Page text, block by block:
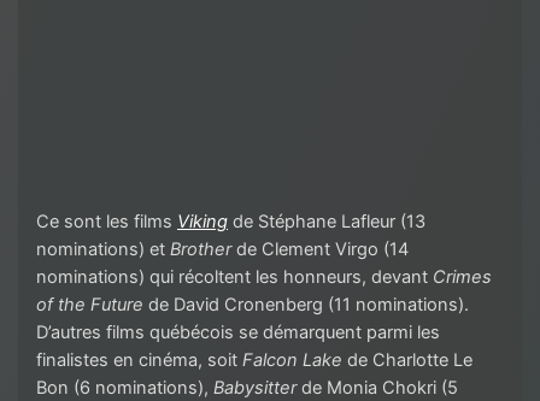
Ce sont les films Viking de Stéphane Lafleur (13
nominations) et Brotherde Clement Virgo (14
nominations) qui récoltent les honneurs, devant Crimes
of the Future de David Cronenberg (11 nominations).
D’autres films québécois se démarquent parmi les
finalistes en cinéma, soit Falcon Lake de Charlotte Le
Bon (6 nominations), Babysitterde Monia Chokri (5